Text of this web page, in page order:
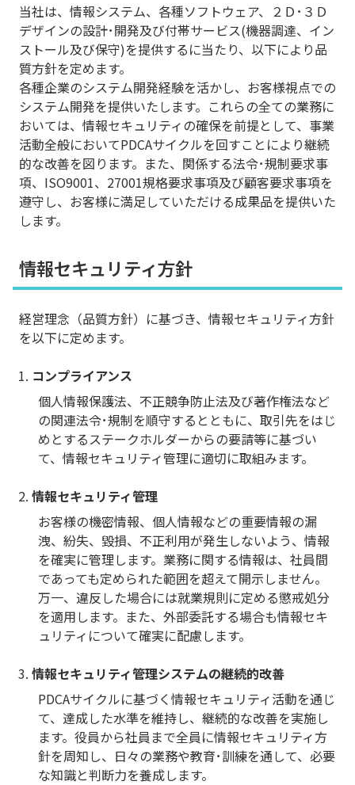
当社は、情報システム、各種ソフトウェア、２Ｄ･３Ｄ
デザインの設計･開発及び付帯サービス(機器調達、イン
ストール及び保守)を提供するに当たり、以下により品
質方針を定めます。
各種企業のシステム開発経験を活かし、お客様視点での
システム開発を提供いたします。これらの全ての業務に
おいては、情報セキュリティの確保を前提として、事業
活動全般においてPDCAサイクルを回すことにより継続
的な改善を図ります。また、関係する法令･規制要求事
項、ISO9001、27001規格要求事項及び顧客要求事項を
遵守し、お客様に満足していただける成果品を提供いた
します。
情報セキュリティ方針
経営理念（品質方針）に基づき、情報セキュリティ方針
を以下に定めます。
コンプライアンス
個人情報保護法、不正競争防止法及び著作権法など
の関連法令･規制を順守するとともに、取引先をはじ
めとするステークホルダーからの要請等に基づい
て、情報セキュリティ管理に適切に取組みます。
情報セキュリティ管理
お客様の機密情報、個人情報などの重要情報の漏
洩、紛失、毀損、不正利用が発生しないよう、情報
を確実に管理します。業務に関する情報は、社員間
であっても定められた範囲を超えて開示しません。
万一、違反した場合には就業規則に定める懲戒処分
を適用します。また、外部委託する場合も情報セキ
ュリティについて確実に配慮します。
情報セキュリティ管理システムの継続的改善
PDCAサイクルに基づく情報セキュリティ活動を通じ
て、達成した水準を維持し、継続的な改善を実施し
ます。役員から社員まで全員に情報セキュリティ方
針を周知し、日々の業務や教育･訓練を通して、必要
な知識と判断力を養成します。